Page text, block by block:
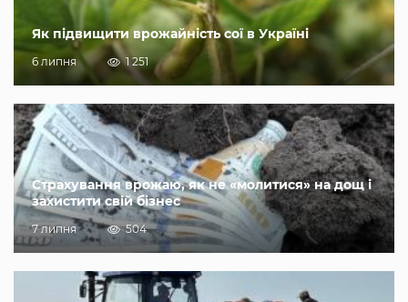
Як підвищити врожайність сої в Україні
6 липня 1 251
Страхування врожаю, як не «молитися» на дощ і
захистити свій бізнес
7 липня 504